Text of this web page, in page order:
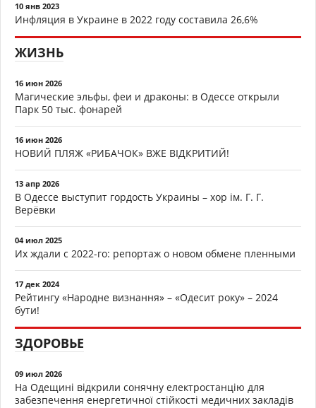
10 янв 2023
Инфляция в Украине в 2022 году составила 26,6%
ЖИЗНЬ
16 июн 2026
Магические эльфы, феи и драконы: в Одессе открыли
Парк 50 тыс. фонарей
16 июн 2026
НОВИЙ ПЛЯЖ «РИБАЧОК» ВЖЕ ВІДКРИТИЙ!
13 апр 2026
В Одессе выступит гордость Украины – хор ім. Г. Г.
Верёвки
04 июл 2025
Их ждали с 2022-го: репортаж о новом обмене пленными
17 дек 2024
Рейтингу «Народне визнання» – «Одесит року» – 2024
бути!
ЗДОРОВЬЕ
09 июл 2026
На Одещині відкрили сонячну електростанцію для
забезпечення енергетичної стійкості медичних закладів